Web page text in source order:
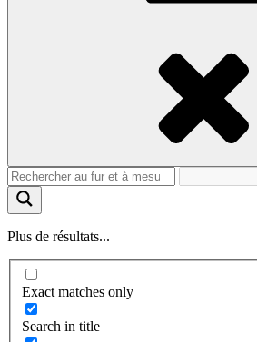
Plus de résultats...
Exact matches only
Search in title